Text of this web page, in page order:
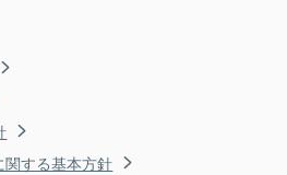
する基本方針